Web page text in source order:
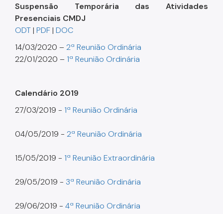
Suspensão Temporária das Atividades
Presenciais CMDJ
ODT| PDF| DOC
14/03/2020 – 2ª Reunião Ordinária
22/01/2020 – 1ª Reunião Ordinária
Calendário 2019
27/03/2019 - 1ª Reunião Ordinária
04/05/2019 - 2ª Reunião Ordinária
15/05/2019 - 1ª Reunião Extraordinária
29/05/2019 - 3ª Reunião Ordinária
29/06/2019 - 4ª Reunião Ordinária